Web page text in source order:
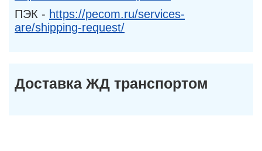
ПЭК - https://pecom.ru/services-
are/shipping-request/
Доставка ЖД транспортом